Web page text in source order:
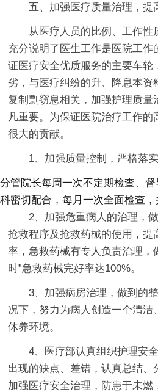
五、加强医疗质量治理，提
从医疗人员的比例、工作性
充分说明了医生工作是医院工作
证医疗安全优质服务的主要车轮
劣，与医疗纠纷的升、降息本资
复制剽窃息相关，加强护理质量
凡重要。为保证医院治疗工作的
很大的贡献。
1、加强质量控制，严格落
分管院长每周一次不定期检查、
科密切配合，每月一次全面检查，
2、加强危重病人的治理，
抢救程序及抢救药械的使用，提
率，急救药械有专人负责治理，
时”急救药械完好率达100%。
3、加强病房治理，做到的
况下，努力为病人创造一个清洁
休养环境。
4、医疗部认真组织护理安
出现的缺点、差错，认真总结、
加强医疗安全治理，防患于未燃